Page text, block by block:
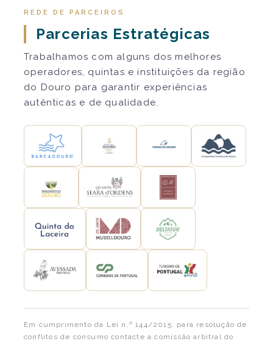
REDE DE PARCEIROS
Parcerias Estratégicas
Trabalhamos com alguns dos melhores
operadores, quintas e instituições da região
do Douro para garantir experiências
autênticas e de qualidade.
Em cumprimento da Lei n.º 144/2015, para resolução de
conflitos de consumo contacte a comissão arbitral do